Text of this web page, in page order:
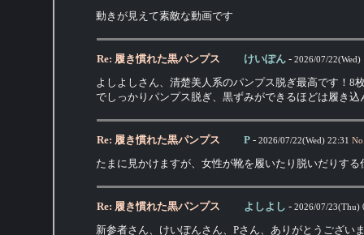
動きが見えて素敵な動画です
Re: 履き慣れた黒パンプス けいぽん - 2026/07/22(Wed)
よしよしさん、清楚美人系のパンプス脱ぎ最高です！8
でしっかりパンプス脱ぎ、黒ずみができるほどは履き
Re: 履き慣れた黒パンプス P - 2026/07/22(Wed) 22:31
たまに見かけますが、女性が靴を履いたり脱いだりす
Re: 履き慣れた黒パンプス よしよし - 2026/07/23(Thu)
新参者さん、けいぽんさん、Pさん、ありがとうござ